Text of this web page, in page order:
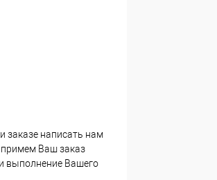
заказе написать нам
примем Ваш заказ
выполнение Вашего